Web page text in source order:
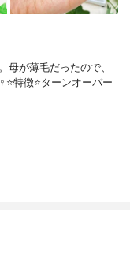
が薄毛だったので、
特徴⭐️ターンオーバー